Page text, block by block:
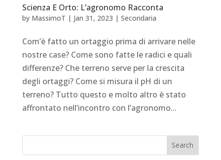
Scienza E Orto: L’agronomo Racconta
by MassimoT | Jan 31, 2023 | Secondaria
Com’è fatto un ortaggio prima di arrivare nelle
nostre case? Come sono fatte le radici e quali
differenze? Che terreno serve per la crescita
degli ortaggi? Come si misura il pH di un
terreno? Tutto questo e molto altro è stato
affrontato nell’incontro con l’agronomo...
Search